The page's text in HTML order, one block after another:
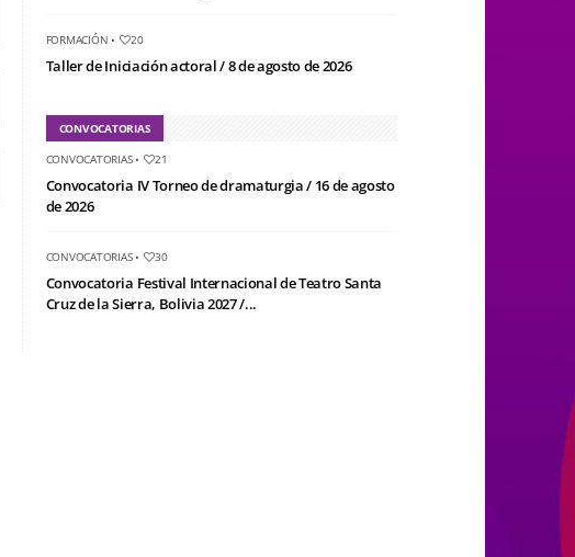
FORMACIÓN • 20
Taller de Iniciación actoral / 8 de agosto de 2026
CONVOCATORIAS
CONVOCATORIAS• 21
Convocatoria IV Torneo de dramaturgia / 16 de agosto
de 2026
CONVOCATORIAS• 30
Convocatoria Festival Internacional de Teatro Santa
Cruz de la Sierra, Bolivia 2027 /...